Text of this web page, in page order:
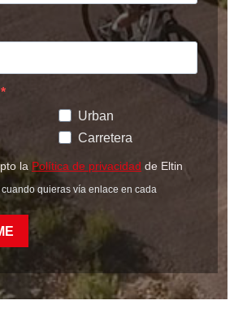
Urban
Carretera
la Política de privacidad de Eltin
quieras vía enlace en cada